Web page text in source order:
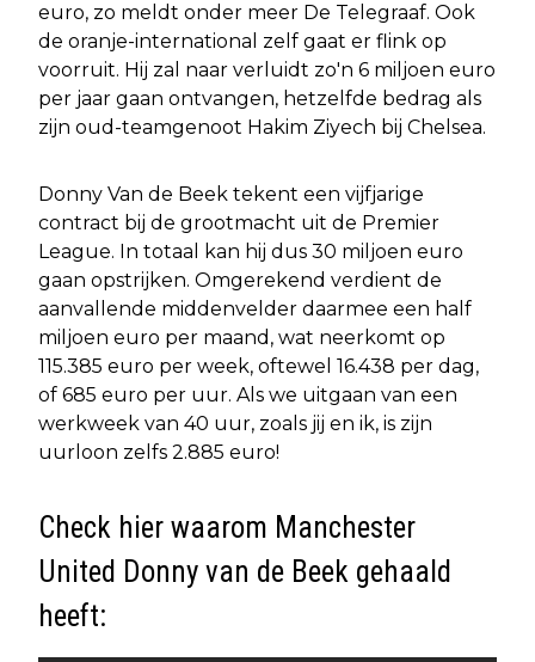
euro, zo meldt onder meer De Telegraaf. Ook
de oranje-international zelf gaat er flink op
voorruit. Hij zal naar verluidt zo'n 6 miljoen euro
per jaar gaan ontvangen, hetzelfde bedrag als
zijn oud-teamgenoot Hakim Ziyech bij Chelsea.
Donny Van de Beek tekent een vijfjarige
contract bij de grootmacht uit de Premier
League. In totaal kan hij dus 30 miljoen euro
gaan opstrijken. Omgerekend verdient de
aanvallende middenvelder daarmee een half
miljoen euro per maand, wat neerkomt op
115.385 euro per week, oftewel 16.438 per dag,
of 685 euro per uur. Als we uitgaan van een
werkweek van 40 uur, zoals jij en ik, is zijn
uurloon zelfs 2.885 euro!
Check hier waarom Manchester
United Donny van de Beek gehaald
heeft: